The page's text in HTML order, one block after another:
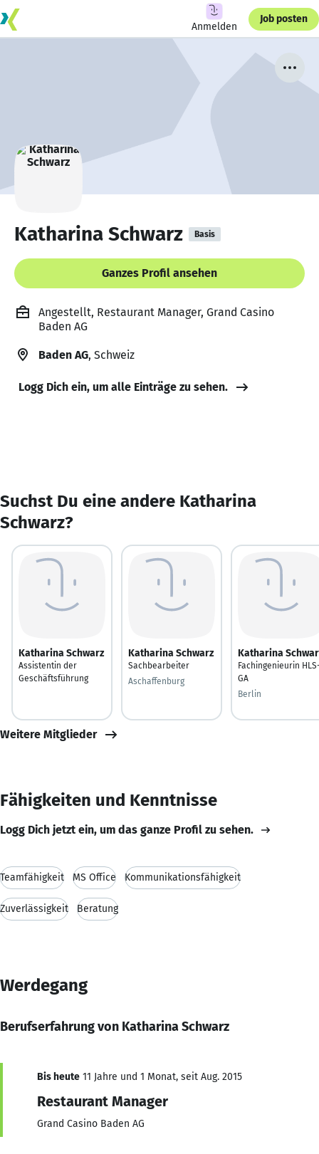
Anmelden
Job posten
Katharina Schwarz Basis
Ganzes Profil ansehen
Angestellt, Restaurant Manager, Grand Casino
Baden AG
Baden AG, Schweiz
Logg Dich ein, um alle Einträge zu sehen.
Suchst Du eine andere Katharina
Schwarz?
Katharina Schwarz
Assistentin der
Geschäftsführung
Katharina Schwarz
Sachbearbeiter
Aschaffenburg
Katharina
Fachingenieurin
GA
Berlin
Weitere Mitglieder
Fähigkeiten und Kenntnisse
Logg Dich jetzt ein, um das ganze Profil zu sehen.
Teamfähigkeit MS Office Kommunikationsfähigkeit
Zuverlässigkeit Beratung
Werdegang
Berufserfahrung von Katharina Schwarz
Bis heute 11 Jahre und 1 Monat, seit Aug. 2015
Restaurant Manager
Grand Casino Baden AG